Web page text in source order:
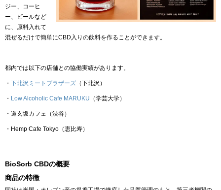
ジー、コーヒ
ー、ビールなど
に、原料入れて
混ぜるだけで簡単にCBD入りの飲料を作ることができます。
都内では以下の店舗との協働実績があります。
・ 下北沢ミートブラザーズ （下北沢）
・ Low Alcoholic Cafe MARUKU （学芸大学）
・道玄坂カフェ（渋谷）
・Hemp Cafe Tokyo（恵比寿）
BioSorb CBDの概要
商品の特徴